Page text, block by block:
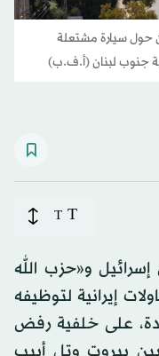
سيارة مشتعلة
جنوب لبنان (أ.ف.ب)
T
T
إسرائيل و«حزب الله
إيرانية لتوظيفه
على خلفية رفض